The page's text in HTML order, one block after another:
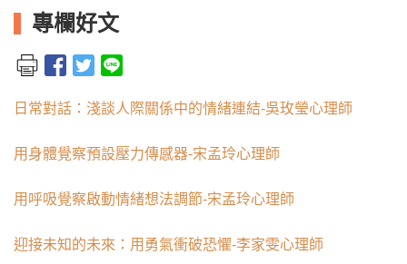
專欄好文
日常對話：淺談人際關係中的情緒連結-吳玫瑩心理師
用身體覺察預設壓力傳感器-宋孟玲心理師
用呼吸覺察啟動情緒想法調節-宋孟玲心理師
迎接未知的未來：用勇氣衝破恐懼-李家雯心理師